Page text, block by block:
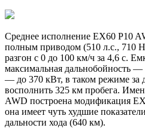
Среднее исполнение EX60 P10
полным приводом (510 л.с., 710
разгон с 0 до 100 км/ч за 4,6 с.
максимальная дальнобойность
— до 370 кВт, в таком режиме за
восполнить 325 км пробега.
AWD построена модификация
она имеет чуть худшие
дальности хода (640 км).